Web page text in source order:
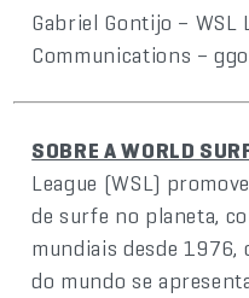
Gabriel Gontijo – WSL
Communications –
SOBRE A WORLD
League (WSL)
de surfe no planeta,
mundiais desde
do mundo se